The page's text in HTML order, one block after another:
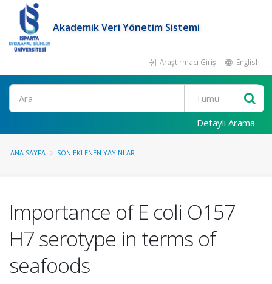
Akademik Veri Yönetim Sistemi
Araştırmacı Girişi English
Ara
Detaylı Arama
ANA SAYFA SON EKLENEN YAYINLAR
Importance of E coli O157
H7 serotype in terms of
seafoods